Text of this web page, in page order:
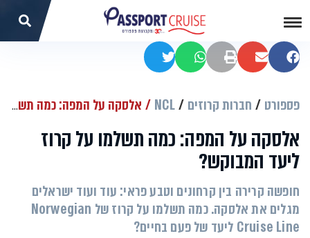
שתפו בפייסבוק
שתפו במיילהדפסהשתפו בוואטסאפשתפו בטוויטר
פספורט חברות קרוזים NCL אלסקה על המפה: כמה תשלמו על קרוז ליעד המבוקש?
אלסקה על המפה: כמה תשלמו על קרוז
ליעד המבוקש?
חופשה קרירה בין קרחונים וטבע פראי: עוד ועוד ישראלים
מגלים את אלסקה. כמה תשלמו על קרוז של Norwegian
Cruise Line ליעד של פעם בחיים?